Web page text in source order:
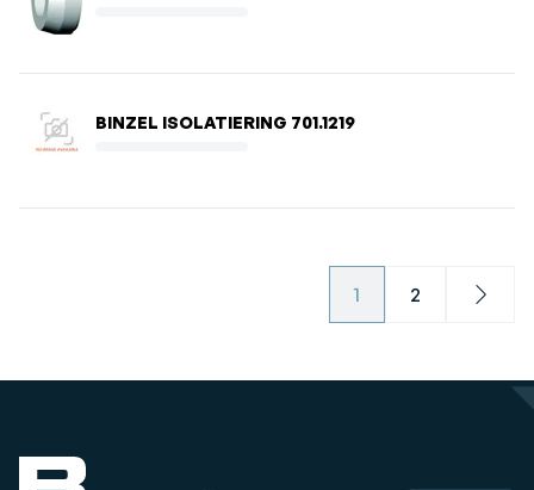
BINZEL ISOLATIERING 701.1219
1 2 Next